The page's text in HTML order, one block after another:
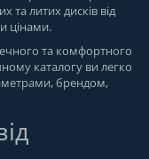
та литих дисків від
цінами.
та комфортного
каталогу ви легко
брендом,